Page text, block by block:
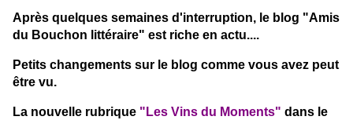
Après quelques semaines d'interruption, le blog "Amis
du Bouchon littéraire" est riche en actu....
Petits changements sur le blog comme vous avez peut
être vu.
La nouvelle rubrique "Les Vins du Moments" dans le